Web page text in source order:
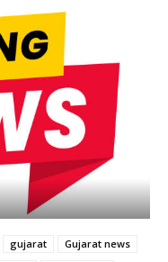
gujarat
Gujarat news